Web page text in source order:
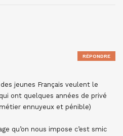
jeunes Français veulent le
ont quelques années de privé
ennuyeux et pénible)
qu’on nous impose c’est smic
RÉPONDRE